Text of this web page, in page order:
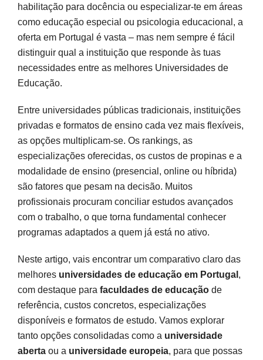
O que olhar nos perfis das universidades
Universidades públicas de Educação:
especializações e custos
em Educação e formatos de estudo
Perguntas frequentes
Fontes e referências
habilitação para docência ou especializar-te em áreas
como educação especial ou psicologia educacional, a
oferta em Portugal é vasta – mas nem sempre é fácil
distinguir qual a instituição que responde às tuas
necessidades entre as melhores Universidades de
Educação.
Entre universidades públicas tradicionais, instituições
privadas e formatos de ensino cada vez mais flexíveis,
as opções multiplicam-se. Os rankings, as
especializações oferecidas, os custos de propinas e a
modalidade de ensino (presencial, online ou híbrida)
são fatores que pesam na decisão. Muitos
profissionais procuram conciliar estudos avançados
com o trabalho, o que torna fundamental conhecer
programas adaptados a quem já está no ativo.
Neste artigo, vais encontrar um comparativo claro das
melhores universidades de educação em Portugal ,
com destaque para faculdades de educação de
referência, custos concretos, especializações
disponíveis e formatos de estudo. Vamos explorar
tanto opções consolidadas como a universidade
aberta ou a universidade europeia, para que possas